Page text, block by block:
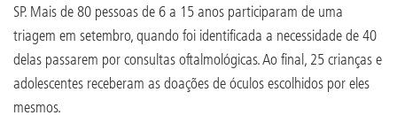
SP. Mais de 80 pessoas de 6 a 15 anos participaram de uma
triagem em setembro, quando foi identificada a necessidade de 40
delas passarem por consultas oftalmológicas. Ao final, 25 crianças e
adolescentes receberam as doações de óculos escolhidos por eles
mesmos.